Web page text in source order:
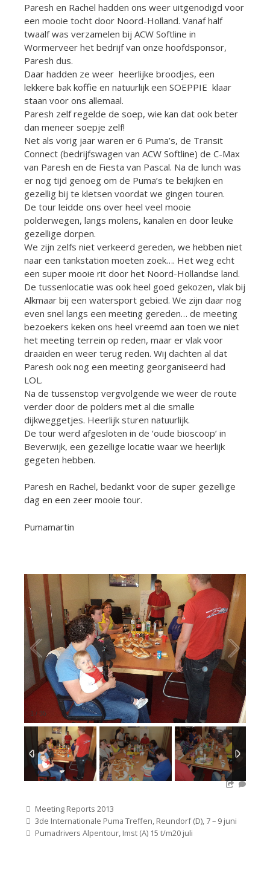
Paresh en Rachel hadden ons weer uitgenodigd voor
een mooie tocht door Noord-Holland. Vanaf half
twaalf was verzamelen bij ACW Softline in
Wormerveer het bedrijf van onze hoofdsponsor,
Paresh dus.
Daar hadden ze weer heerlijke broodjes, een
lekkere bak koffie en natuurlijk een SOEPPIE klaar
staan voor ons allemaal.
Paresh zelf regelde de soep, wie kan dat ook beter
dan meneer soepje zelf!
Net als vorig jaar waren er 6 Puma’s, de Transit
Connect (bedrijfswagen van ACW Softline) de C-Max
van Paresh en de Fiesta van Pascal. Na de lunch was
er nog tijd genoeg om de Puma’s te bekijken en
gezellig bij te kletsen voordat we gingen touren.
De tour leidde ons over heel veel mooie
polderwegen, langs molens, kanalen en door leuke
gezellige dorpen.
We zijn zelfs niet verkeerd gereden, we hebben niet
naar een tankstation moeten zoek…. Het weg echt
een super mooie rit door het Noord-Hollandse land.
De tussenlocatie was ook heel goed gekozen, vlak bij
Alkmaar bij een watersport gebied. We zijn daar nog
even snel langs een meeting gereden… de meeting
bezoekers keken ons heel vreemd aan toen we niet
het meeting terrein op reden, maar er vlak voor
draaiden en weer terug reden. Wij dachten al dat
Paresh ook nog een meeting georganiseerd had
LOL.
Na de tussenstop vergvolgende we weer de route
verder door de polders met al die smalle
dijkweggetjes. Heerlijk sturen natuurlijk.
De tour werd afgesloten in de ‘oude bioscoop’ in
Beverwijk, een gezellige locatie waar we heerlijk
gegeten hebben.
Paresh en Rachel, bedankt voor de super gezellige
dag en een zeer mooie tour.
Pumamartin
1 / 35
Categorieën
Meeting Reports 2013
Bericht
navigatie
3de Internationale Puma Treffen, Reundorf (D), 7 – 9 juni
Pumadrivers Alpentour, Imst (A) 15 t/m20 juli